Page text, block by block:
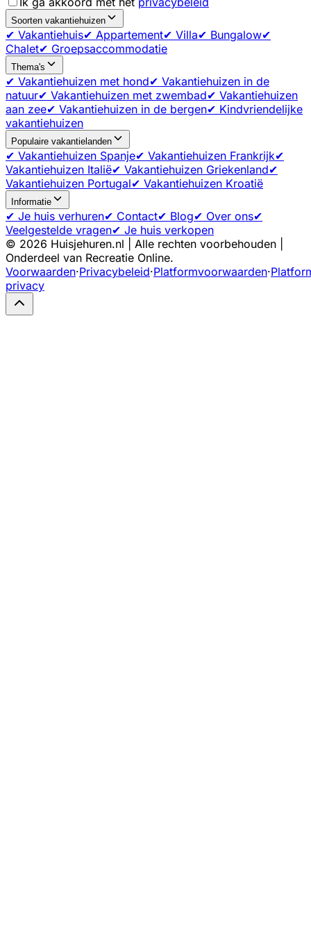
Soorten vakantiehuizen
✔ Vakantiehuis✔ Appartement✔ Villa✔ Bungalow✔
Chalet✔ Groepsaccommodatie
Thema's
✔ Vakantiehuizen met hond✔ Vakantiehuizen in de
natuur✔ Vakantiehuizen met zwembad✔ Vakantiehuizen
aan zee✔ Vakantiehuizen in de bergen✔ Kindvriendelijke
vakantiehuizen
Populaire vakantielanden
✔ Vakantiehuizen Spanje✔ Vakantiehuizen Frankrijk✔
Vakantiehuizen Italië✔ Vakantiehuizen Griekenland✔
Vakantiehuizen Portugal✔ Vakantiehuizen Kroatië
Informatie
✔ Je huis verhuren✔ Contact✔ Blog✔ Over ons✔
Veelgestelde vragen✔ Je huis verkopen
© 2026 Huisjehuren.nl | Alle rechten voorbehouden |
Onderdeel van Recreatie Online.
Voorwaarden·Privacybeleid·Platformvoorwaarden·
privacy